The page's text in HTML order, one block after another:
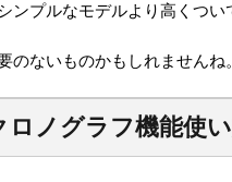
ンプルなモデルより高くつい
のないものかもしれませんね。
ロノグラフ機能使